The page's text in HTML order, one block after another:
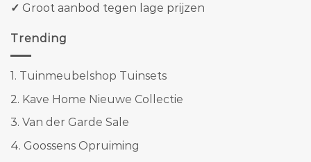
✓ Groot aanbod tegen lage prijzen
Trending
1. Tuinmeubelshop Tuinsets
2. Kave Home Nieuwe Collectie
3. Van der Garde Sale
4. Goossens Opruiming